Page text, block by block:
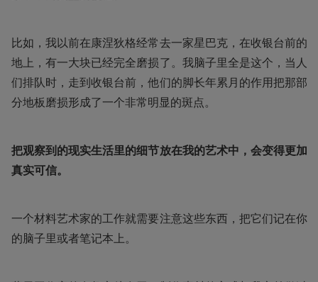
比如，我以前在康涅狄格经常去一家星巴克，在收银台前的
地上，有一大块已经完全磨损了。我脑子里全是这个，当人
们排队时，走到收银台前，他们的脚长年累月的作用把那部
分地板磨损形成了一个非常明显的斑点。
把观察到的现实生活里的细节放在我的艺术中，会变得更加
真实可信。
一个材料艺术家的工作就需要注意这些东西，把它们记在你
的脑子里或者笔记本上。